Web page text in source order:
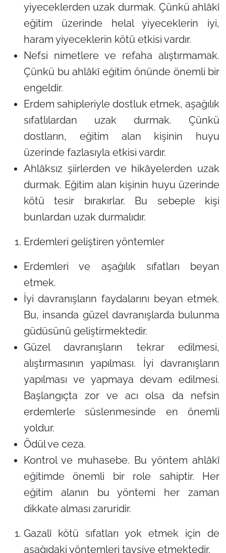
yiyeceklerden uzak durmak. Çünkü ahlâkî
eğitim üzerinde helal yiyeceklerin iyi,
haram yiyeceklerin kötü etkisi vardır.
Nefsi nimetlere ve refaha alıştırmamak.
Çünkü bu ahlâkî eğitim önünde önemli bir
engeldir.
Erdem sahipleriyle dostluk etmek, aşağılık
sıfatlılardan uzak durmak. Çünkü
dostların, eğitim alan kişinin huyu
üzerinde fazlasıyla etkisi vardır.
Ahlâksız şiirlerden ve hikâyelerden uzak
durmak. Eğitim alan kişinin huyu üzerinde
kötü tesir bırakırlar. Bu sebeple kişi
bunlardan uzak durmalıdır.
Erdemleri geliştiren yöntemler
Erdemleri ve aşağılık sıfatları beyan
etmek.
İyi davranışların faydalarını beyan etmek.
Bu, insanda güzel davranışlarda bulunma
güdüsünü geliştirmektedir.
Güzel davranışların tekrar edilmesi,
alıştırmasının yapılması. İyi davranışların
yapılması ve yapmaya devam edilmesi.
Başlangıçta zor ve acı olsa da nefsin
erdemlerle süslenmesinde en önemli
yoldur.
Ödül ve ceza.
Kontrol ve muhasebe. Bu yöntem ahlâkî
eğitimde önemli bir role sahiptir. Her
eğitim alanın bu yöntemi her zaman
dikkate alması zaruridir.
Gazalî kötü sıfatları yok etmek için de
aşağıdaki yöntemleri tavsiye etmektedir.